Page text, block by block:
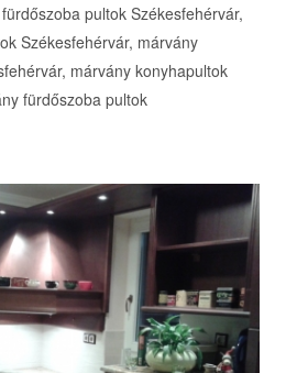
pultok Székesfehérvár,
Székesfehérvár, márvány
márvány konyhapultok
fürdőszoba pultok